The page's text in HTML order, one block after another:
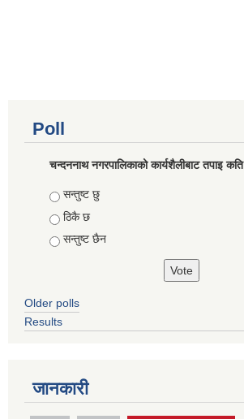
Poll
चन्दननाथ नगरपालिकाको कार्यशैलीबाट तपाइ
Choices
सन्तुष्ट छु
ठिकै छ
सन्तुष्ट छैन
Older polls
Results
जानकारी